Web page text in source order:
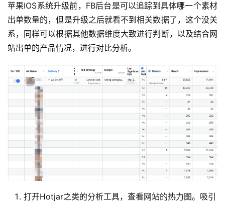
苹果IOS系统升级前，FB后台是可以追踪到具体哪一个素材
出单数量的，但是升级之后就看不到相关数据了，这个没关
系，同样可以根据其他数据维度大致进行判断，以及结合网
站出单的产品情况，进行对比分析。
打开Hotjar之类的分析工具，查看网站的热力图。吸引